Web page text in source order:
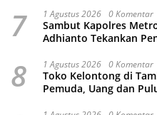
7 1 Agustus 2026 0 Komentar
Sambut Kapolres
Adhianto Tekankan
8 1 Agustus 2026 0 Komentar
Toko Kelontong di
Pemuda, Uang dan